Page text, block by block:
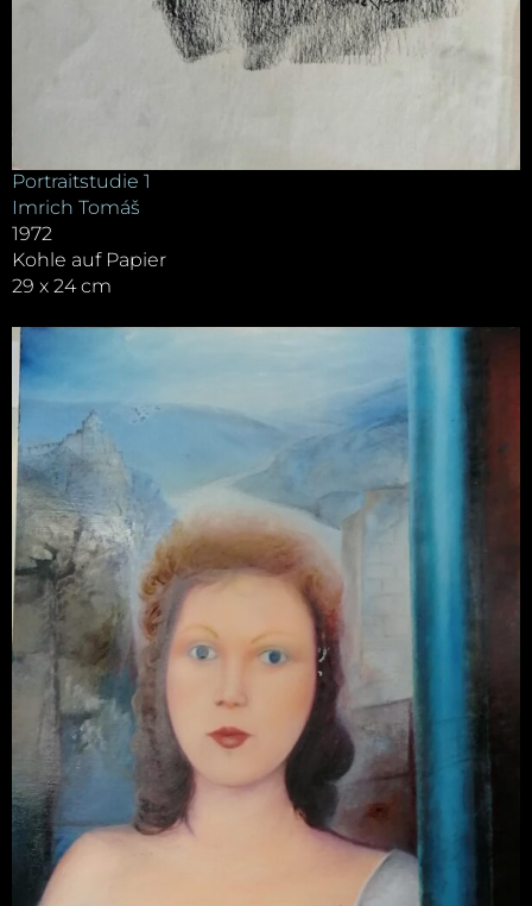
Portraitstudie 1
Imrich Tomáš
1972
Kohle auf Papier
29 x 24 cm